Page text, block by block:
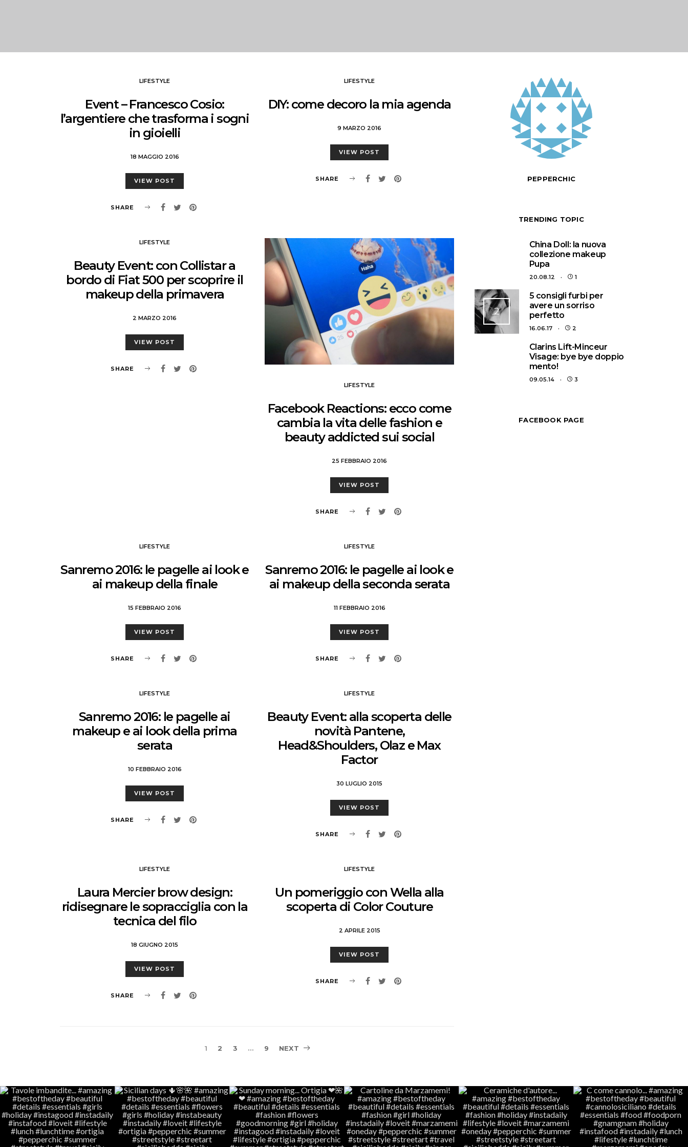
LIFESTYLE
Event – Francesco Cosio:
l’argentiere che trasforma i sogni
in gioielli
18 MAGGIO 2016
VIEW POST
SHARE
LIFESTYLE
DIY: come decoro la mia agenda
9 MARZO 2016
VIEW POST
SHARE
LIFESTYLE
Beauty Event: con Collistar a
bordo di Fiat 500 per scoprire il
makeup della primavera
2 MARZO 2016
VIEW POST
SHARE
LIFESTYLE
Facebook Reactions: ecco come
cambia la vita delle fashion e
beauty addicted sui social
25 FEBBRAIO 2016
VIEW POST
SHARE
LIFESTYLE
Sanremo 2016: le pagelle ai look e
ai makeup della finale
15 FEBBRAIO 2016
VIEW POST
SHARE
LIFESTYLE
Sanremo 2016: le pagelle ai look e
ai makeup della seconda serata
11 FEBBRAIO 2016
VIEW POST
SHARE
LIFESTYLE
Sanremo 2016: le pagelle ai
makeup e ai look della prima
serata
10 FEBBRAIO 2016
VIEW POST
SHARE
LIFESTYLE
Beauty Event: alla scoperta delle
novità Pantene,
Head&Shoulders, Olaz e Max
Factor
30 LUGLIO 2015
VIEW POST
SHARE
LIFESTYLE
Laura Mercier brow design:
ridisegnare le sopracciglia con la
tecnica del filo
18 GIUGNO 2015
VIEW POST
SHARE
LIFESTYLE
Un pomeriggio con Wella alla
scoperta di Color Couture
2 APRILE 2015
VIEW POST
SHARE
Navigazione
1 2 3 … 9 NEXT
PEPPERCHIC
TRENDING TOPIC
China Doll: la nuova
collezione makeup
Pupa
20.08.12 1
2
5 consigli furbi per
avere un sorriso
perfetto
16.06.17 2
Clarins Lift-Minceur
Visage: bye bye doppio
mento!
09.05.14 3
FACEBOOK PAGE